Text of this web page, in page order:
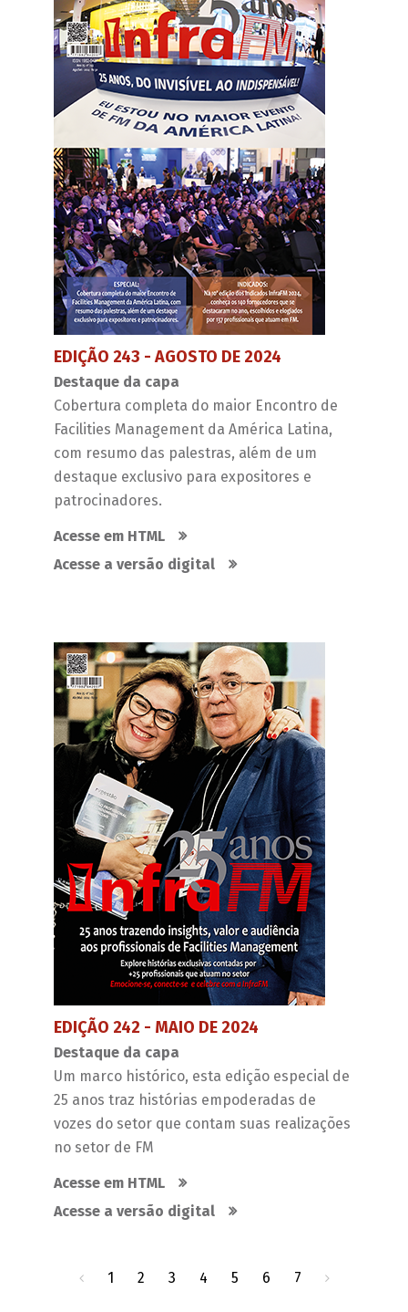
EDIÇÃO 243 - AGOSTO DE 2024
Destaque da capa
Cobertura completa do maior Encontro de
Facilities Management da América Latina,
com resumo das palestras, além de um
destaque exclusivo para expositores e
patrocinadores.
Acesse em HTML
Acesse a versão digital
EDIÇÃO 242 - MAIO DE 2024
Destaque da capa
Um marco histórico, esta edição especial de
25 anos traz histórias empoderadas de
vozes do setor que contam suas realizações
no setor de FM
Acesse em HTML
Acesse a versão digital
1 2 3 4 5 6 7